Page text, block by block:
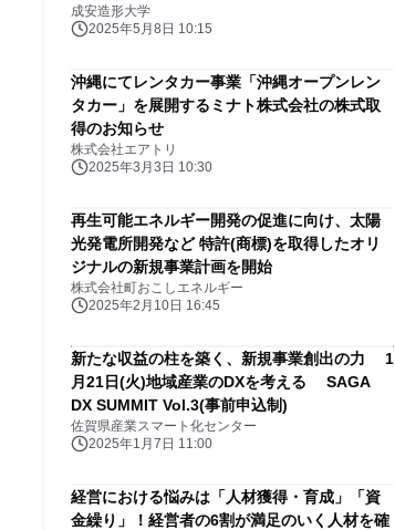
成安造形大学
2025年5月8日 10:15
沖縄にてレンタカー事業「沖縄オープンレン
タカー」を展開するミナト株式会社の株式取
得のお知らせ
株式会社エアトリ
2025年3月3日 10:30
再生可能エネルギー開発の促進に向け、太陽
光発電所開発など 特許(商標)を取得したオリ
ジナルの新規事業計画を開始
株式会社町おこしエネルギー
2025年2月10日 16:45
新たな収益の柱を築く、新規事業創出の力 1
月21日(火)地域産業のDXを考える SAGA
DX SUMMIT Vol.3(事前申込制)
佐賀県産業スマート化センター
2025年1月7日 11:00
経営における悩みは「人材獲得・育成」「資
金繰り」！経営者の6割が満足のいく人材を確